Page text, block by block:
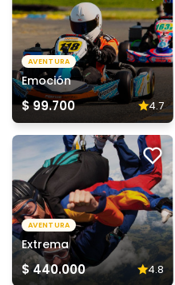
AVENTURA
Emoción
$ 99.700 4.7
AVENTURA
Extrema
$ 440.000 4.8